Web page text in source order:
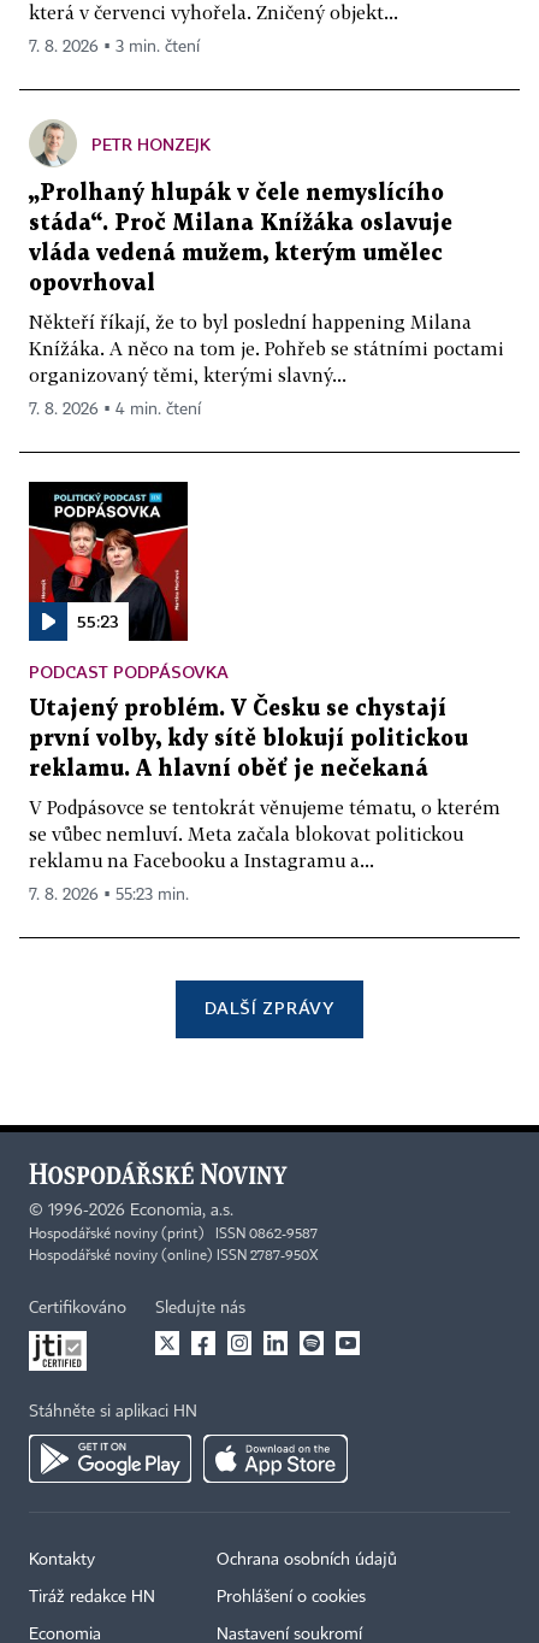
která v červenci vyhořela. Zničený objekt...
7. 8. 2026 ▪ 3 min. čtení
PETR HONZEJK
„Prolhaný hlupák v čele nemyslícího
stáda“. Proč Milana Knížáka oslavuje
vláda vedená mužem, kterým umělec
opovrhoval
Někteří říkají, že to byl poslední happening Milana
Knížáka. A něco na tom je. Pohřeb se státními poctami
organizovaný těmi, kterými slavný...
7. 8. 2026 ▪ 4 min. čtení
55:23
PODCAST PODPÁSOVKA
Utajený problém. V Česku se chystají
první volby, kdy sítě blokují politickou
reklamu. A hlavní oběť je nečekaná
V Podpásovce se tentokrát věnujeme tématu, o kterém
se vůbec nemluví. Meta začala blokovat politickou
reklamu na Facebooku a Instagramu a...
7. 8. 2026 ▪ 55:23 min.
DALŠÍ ZPRÁVY
© 1996-2026 Economia, a.s.
Hospodářské noviny (print) ISSN 0862-9587
Hospodářské noviny (online) ISSN 2787-950X
Certifikováno Sledujte nás
Stáhněte si aplikaci HN
Kontakty
Tiráž redakce HN
Economia
Ochrana osobních údajů
Prohlášení o cookies
Nastavení soukromí